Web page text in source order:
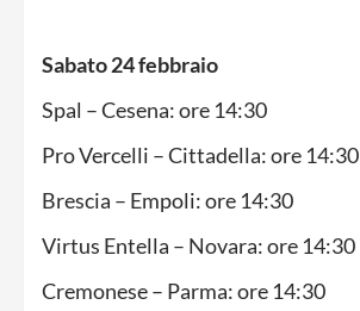
Sabato 24 febbraio
Spal – Cesena: ore 14:30
Pro Vercelli – Cittadella: ore 14:30
Brescia – Empoli: ore 14:30
Virtus Entella – Novara: ore 14:30
Cremonese – Parma: ore 14:30